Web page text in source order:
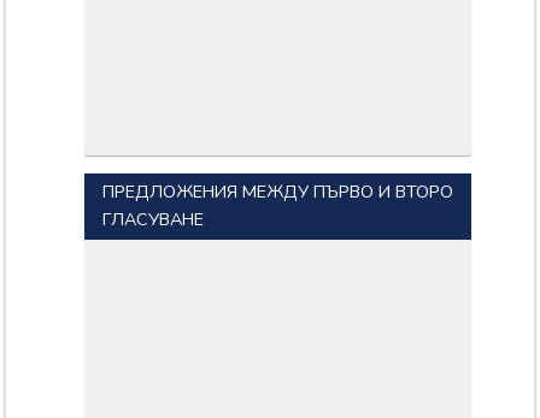
ПРЕДЛОЖЕНИЯ МЕЖДУ ПЪРВО И ВТОРО
ГЛАСУВАНЕ